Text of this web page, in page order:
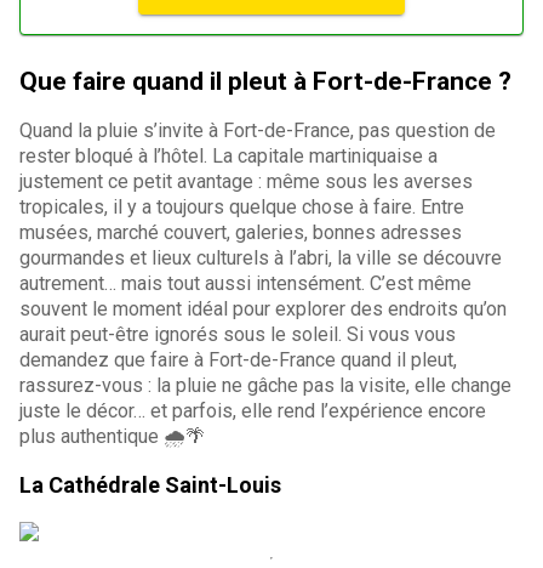
Que faire quand il pleut à Fort-de-France ?
Quand la pluie s’invite à Fort-de-France, pas question de
rester bloqué à l’hôtel. La capitale martiniquaise a
justement ce petit avantage : même sous les averses
tropicales, il y a toujours quelque chose à faire. Entre
musées, marché couvert, galeries, bonnes adresses
gourmandes et lieux culturels à l’abri, la ville se découvre
autrement… mais tout aussi intensément. C’est même
souvent le moment idéal pour explorer des endroits qu’on
aurait peut-être ignorés sous le soleil. Si vous vous
demandez que faire à Fort-de-France quand il pleut,
rassurez-vous : la pluie ne gâche pas la visite, elle change
juste le décor… et parfois, elle rend l’expérience encore
plus authentique 🌧️🌴
La Cathédrale Saint-Louis